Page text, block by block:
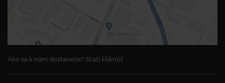
Ako sa k nám dostanete? Stačí kliknúť.